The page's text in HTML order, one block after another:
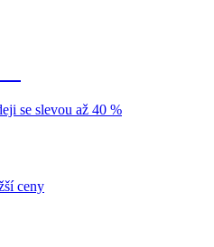
se slevou až 40 %
ceny